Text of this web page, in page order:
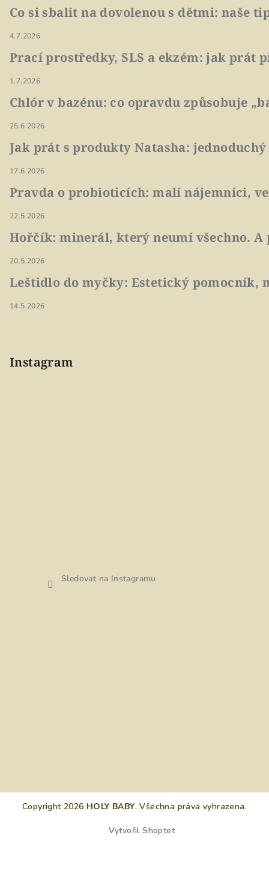
Co si sbalit na dovolenou s dětmi: naše
4.7.2026
Prací prostředky, SLS a ekzém: jak prát
1.7.2026
Chlór v bazénu: co opravdu způsobuje
25.6.2026
Jak prát s produkty Natasha:
17.6.2026
Pravda o probioticích: malí nájemníci,
22.5.2026
Hořčík: minerál, který neumí všechno.
20.5.2026
Leštidlo do myčky: Estetický pomocník,
14.5.2026
Instagram
Sledovat na Instagramu
Copyright 2026 HOLY BABY. Všechna práva vyhrazena.
Vytvořil Shoptet